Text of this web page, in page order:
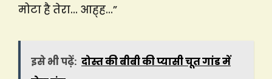
मोटा है तेरा… आह्ह…”
इसे भी पढ़ें: दोस्त की बीबी की प्यासी चूत गांड में